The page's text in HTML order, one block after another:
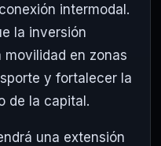
intermodal.
la inversión
en zonas
y fortalecer la
de la capital.
una extensión